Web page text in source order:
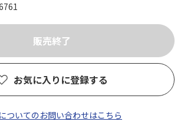
お気に入りに登録する
ついてのお問い合わせはこちら